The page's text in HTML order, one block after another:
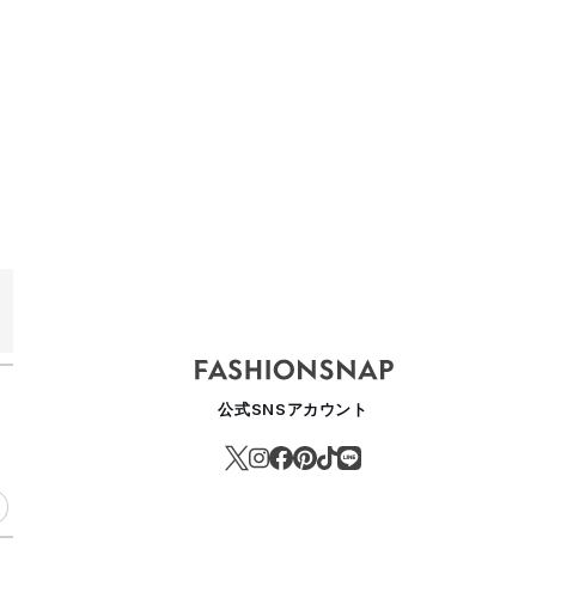
公式SNSアカウント